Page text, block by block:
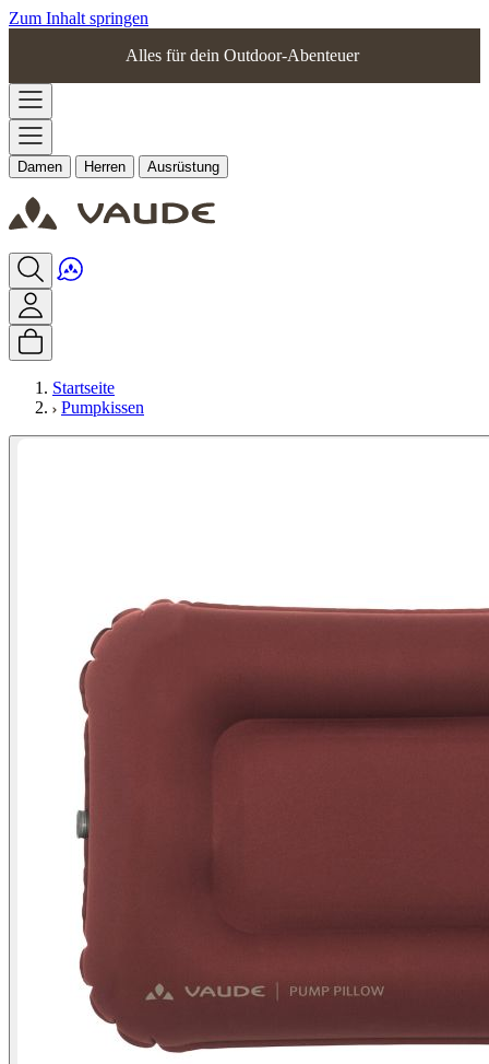
Zum Inhalt springen
Alles für dein Outdoor-Abenteuer
Damen Herren Ausrüstung
Startseite
Pumpkissen